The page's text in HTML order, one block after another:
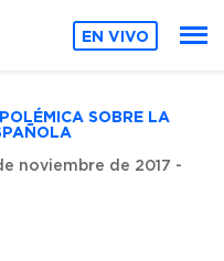
EN VIVO
SOBRE LA
noviembre de 2017 -